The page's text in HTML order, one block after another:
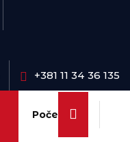
+381 11 34 36 135
Početna